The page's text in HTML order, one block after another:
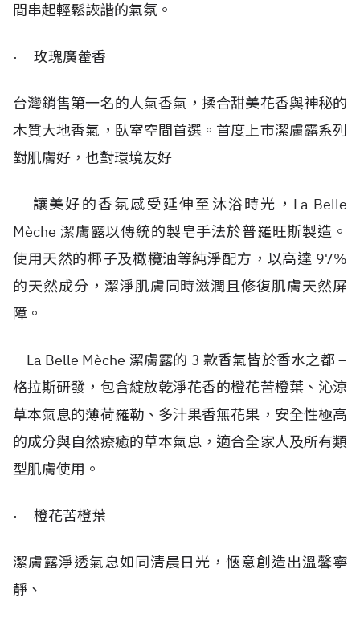
間串起輕鬆詼諧的氣氛。
· 玫瑰廣藿香
台灣銷售第一名的人氣香氣，揉合甜美花香與神秘的
木質大地香氣，臥室空間首選。首度上市潔膚露系列
對肌膚好，也對環境友好
讓美好的香氛感受延伸至沐浴時光，La Belle
Mèche 潔膚露以傳統的製皂手法於普羅旺斯製造。
使用天然的椰子及橄欖油等純淨配方，以高達 97%
的天然成分，潔淨肌膚同時滋潤且修復肌膚天然屏
障。
La Belle Mèche 潔膚露的 3 款香氣皆於香水之都 –
格拉斯研發，包含綻放乾淨花香的橙花苦橙葉、沁涼
草本氣息的薄荷羅勒、多汁果香無花果，安全性極高
的成分與自然療癒的草本氣息，適合全家人及所有類
型肌膚使用。
· 橙花苦橙葉
潔膚露淨透氣息如同清晨日光，愜意創造出溫馨寧
靜、